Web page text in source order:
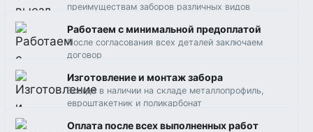
преимуществам заборов различных видов
Работаем c минимальной предоплатой
После согласования всех деталей заключаем
договор
Изготовление и монтаж забора
Всегда в наличии на складе металлопрофиль,
евроштакетник и поликарбонат
Оплата после всех выполненных работ